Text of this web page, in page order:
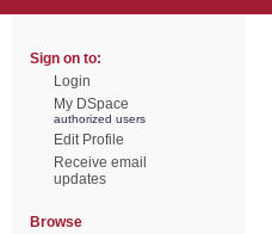
Sign on to:
Login
My DSpace
authorized users
Edit Profile
Receive email
updates
Browse